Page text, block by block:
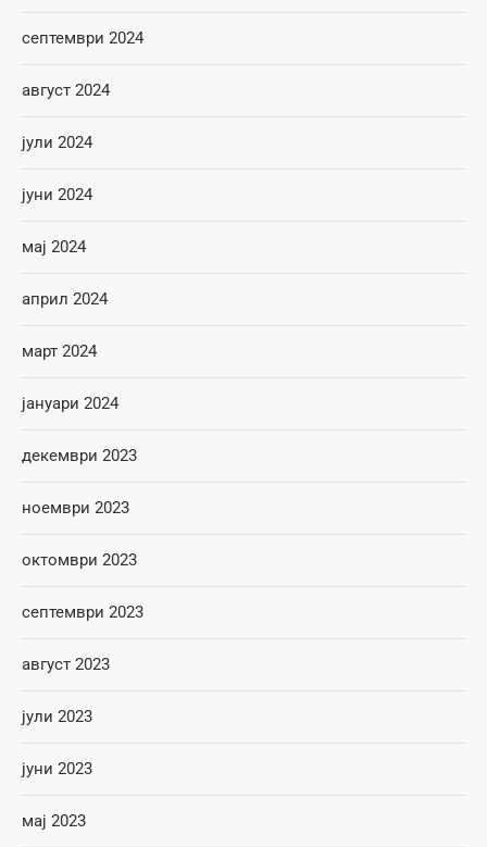
септември 2024
август 2024
јули 2024
јуни 2024
мај 2024
април 2024
март 2024
јануари 2024
декември 2023
ноември 2023
октомври 2023
септември 2023
август 2023
јули 2023
јуни 2023
мај 2023